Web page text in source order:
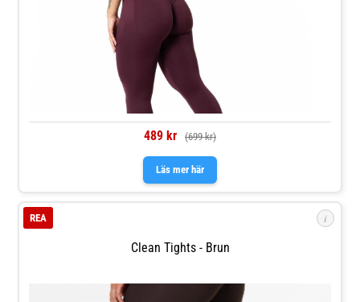
489 kr (699 kr)
Läs mer här
i
Clean Tights - Brun
REA